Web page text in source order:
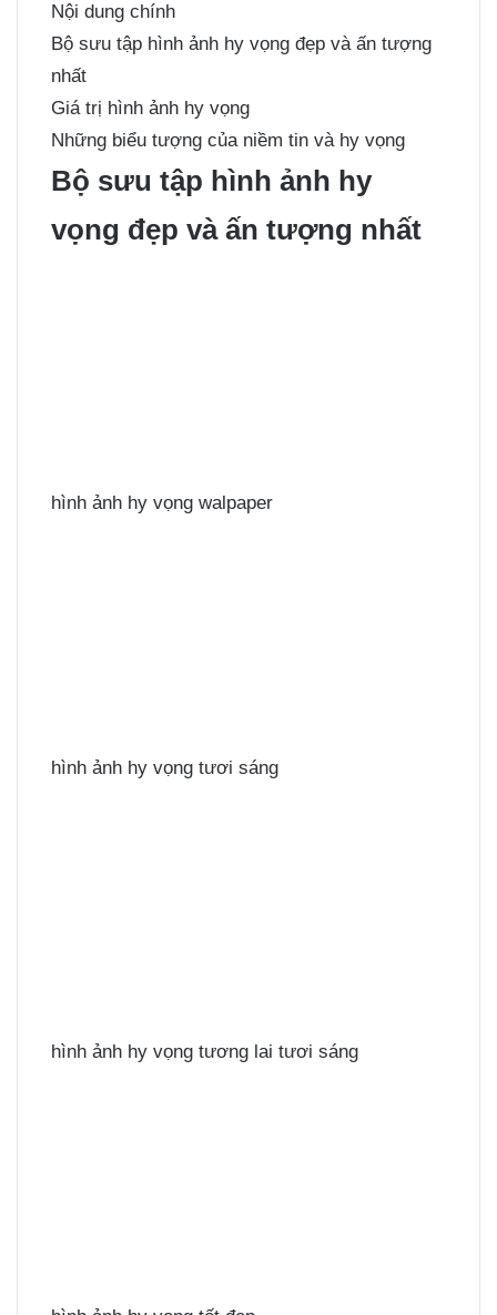
Nội dung chính
Bộ sưu tập hình ảnh hy vọng đẹp và ấn tượng
nhất
Giá trị hình ảnh hy vọng
Những biểu tượng của niềm tin và hy vọng
Bộ sưu tập hình ảnh hy
vọng đẹp và ấn tượng nhất
hình ảnh hy vọng walpaper
hình ảnh hy vọng tươi sáng
hình ảnh hy vọng tương lai tươi sáng